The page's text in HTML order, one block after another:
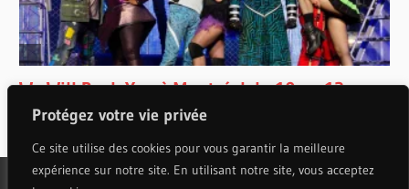
Protégez votre vie privée
Ce site utilise des cookies pour vous garantir la meilleure
expérience sur notre site. En utilisant notre site, vous acceptez